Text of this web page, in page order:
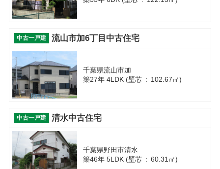
中古一戸建 流山市加6丁目中古住宅
千葉県流山市加
築27年 4LDK (壁芯 : 102.67㎡)
中古一戸建 清水中古住宅
千葉県野田市清水
築46年 5LDK (壁芯 : 60.31㎡)